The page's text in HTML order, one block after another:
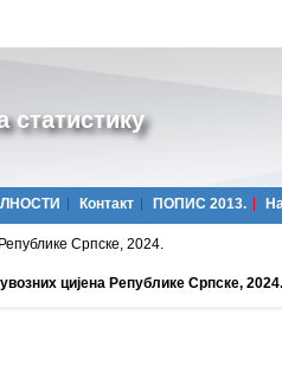
статистику
Контакт ПОПИС 2013.
Српске, 2024.
цијена Републике Српске, 2024.